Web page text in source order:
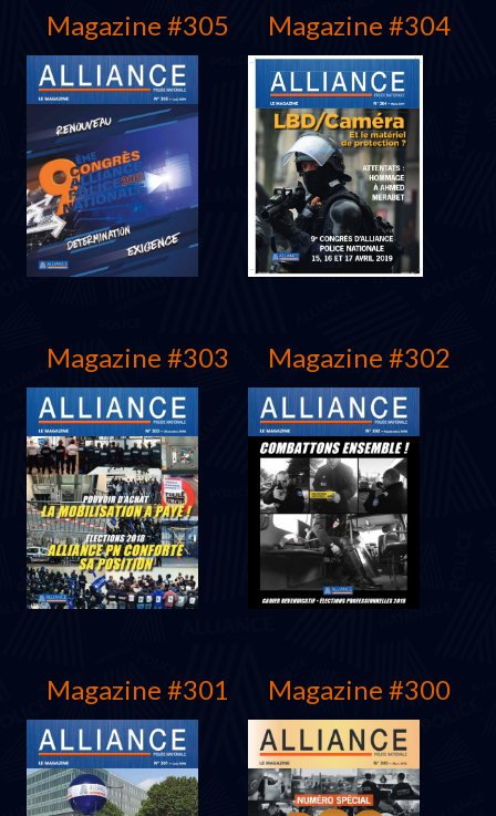
décembre 2019 Septembre 2019
Magazine #305
Juin 2019
Magazine #304
Mars 2019
Magazine #303 Magazine #302
Magazine #301 Magazine #300